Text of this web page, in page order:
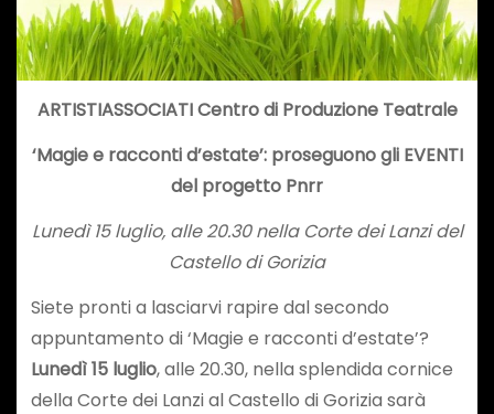
ARTISTIASSOCIATI Centro di Produzione Teatrale
‘Magie e racconti d’estate’: proseguono gli EVENTI
del progetto Pnrr
Lunedì 15 luglio, alle 20.30 nella Corte dei Lanzi del
Castello di Gorizia
Siete pronti a lasciarvi rapire dal secondo
appuntamento di ‘Magie e racconti d’estate’?
Lunedì 15 luglio, alle 20.30, nella splendida cornice
della Corte dei Lanzi al Castello di Gorizia sarà